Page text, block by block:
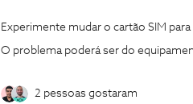
Experimente mudar o cartão SIM
O problema poderá ser do
2 pessoas gostaram